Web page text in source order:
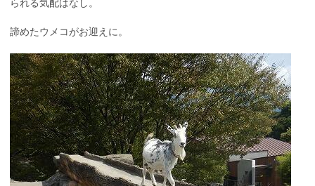
られる気配はなし。
諦めたウメコがお迎えに。